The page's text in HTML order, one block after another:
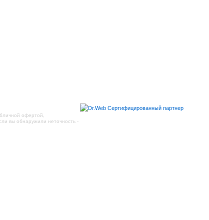
офертой,
вы обнаружили неточность -